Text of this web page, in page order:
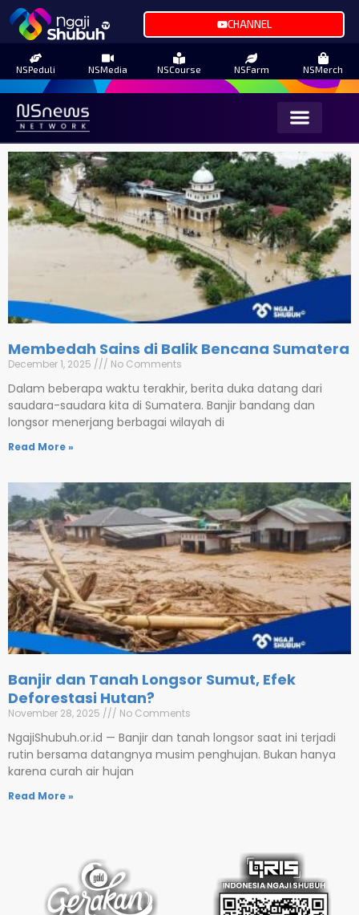
CHANNEL
NSPeduli NSMedia NSCourse NSFarm NSMerch
Membedah Sains di Balik Bencana Sumatera
December 1, 2025 No Comments
Dalam beberapa waktu terakhir, berita duka datang dari
saudara-saudara kita di Sumatera. Banjir bandang dan
longsor menerjang berbagai wilayah di
Read More »
Banjir dan Tanah Longsor Sumut, Efek
Deforestasi Hutan?
November 28, 2025 No Comments
NgajiShubuh.or.id — Banjir dan tanah longsor saat ini terjadi
rutin bersama datangnya musim penghujan. Bukan hanya
karena curah air hujan
Read More »